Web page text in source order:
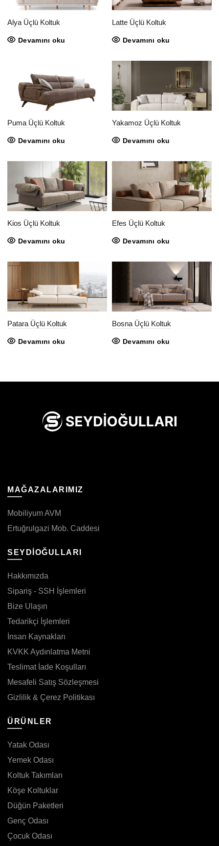
Alya Üçlü Koltuk
Devamını oku
Latte Üçlü Koltuk
Devamını oku
Puma Üçlü Koltuk
Devamını oku
Yakamoz Üçlü Koltuk
Devamını oku
Kios Üçlü Koltuk
Devamını oku
Efes Üçlü Koltuk
Devamını oku
Patara Üçlü Koltuk
Devamını oku
Bosna Üçlü Koltuk
Devamını oku
MAĞAZALARIMIZ
Mobiliyum AVM
Ertuğrulgazi Mob. Caddesi
SEYDİOĞULLARI
Hakkımızda
Sipariş - SSH İşlemleri
Bize Ulaşın
Tedarikçi İşlemleri
İnsan Kaynakları
KVKK Aydınlatma Metni
Teslimat İade Koşulları
Mesafeli Satış Sözleşmesi
Gizlilik & Çerez Politikası
ÜRÜNLER
Yatak Odası
Yemek Odası
Koltuk Takımları
Köşe Koltuklar
Düğün Paketleri
Genç Odası
Çocuk Odası